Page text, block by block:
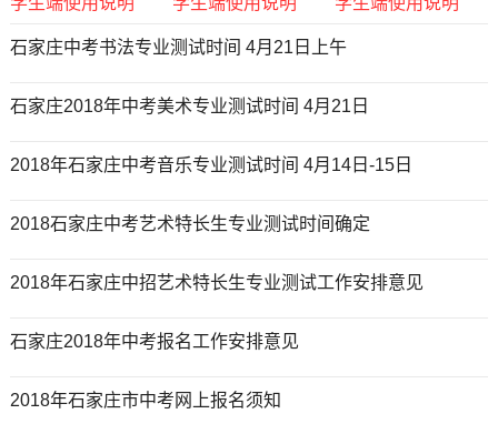
石家庄中考书法专业测试时间 4月21日上午
石家庄2018年中考美术专业测试时间 4月21日
2018年石家庄中考音乐专业测试时间 4月14日-15日
2018石家庄中考艺术特长生专业测试时间确定
2018年石家庄中招艺术特长生专业测试工作安排意见
石家庄2018年中考报名工作安排意见
2018年石家庄市中考网上报名须知